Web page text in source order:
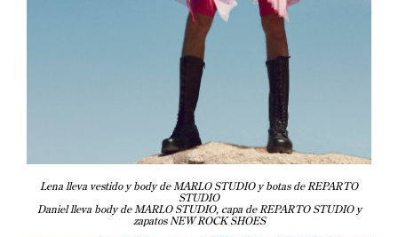
Lena lleva vestido y body de MARLO STUDIO y botas de REPARTO
STUDIO
Daniel lleva body de MARLO STUDIO, capa de REPARTO STUDIO y
zapatos NEW ROCK SHOES